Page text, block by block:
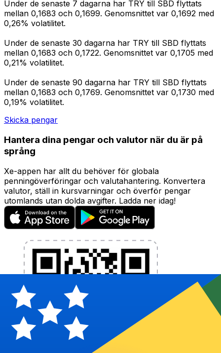
Under de senaste 7 dagarna har TRY till SBD flyttats
mellan 0,1683 och 0,1699. Genomsnittet var 0,1692 med
0,26% volatilitet.
Under de senaste 30 dagarna har TRY till SBD flyttats
mellan 0,1683 och 0,1722. Genomsnittet var 0,1705 med
0,21% volatilitet.
Under de senaste 90 dagarna har TRY till SBD flyttats
mellan 0,1683 och 0,1769. Genomsnittet var 0,1730 med
0,19% volatilitet.
Skicka pengar
Hantera dina pengar och valutor när du är på
språng
Xe-appen har allt du behöver för globala
penningöverföringar och valutahantering. Konvertera
valutor, ställ in kursvarningar och överför pengar
utomlands utan dolda avgifter. Ladda ner idag!